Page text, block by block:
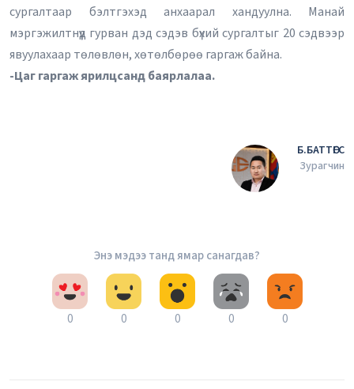
сургалтаар бэлтгэхэд анхаарал хандуулна. Манай
мэргэжилтнүүд гурван дэд сэдэв бүхий сургалтыг 20 сэдвээр
явуулахаар төлөвлөн, хөтөлбөрөө гаргаж байна.
-Цаг гаргаж ярилцсанд баярлалаа.
Б.БАТТӨГС
Зурагчин
Энэ мэдээ танд ямар санагдав?
0 0 0 0 0